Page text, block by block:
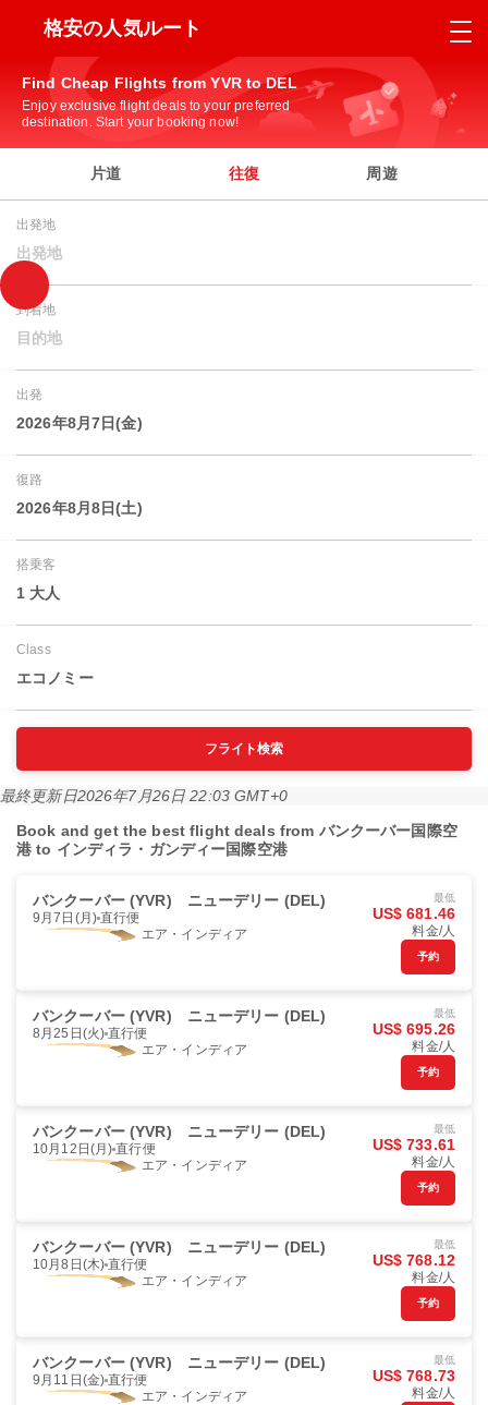
格安の人気ルート
Find Cheap Flights from YVR to DEL
Enjoy exclusive flight deals to your preferred
destination. Start your booking now!
片道 往復 周遊
出発地
出発地
到着地
目的地
出発
2026年8月7日(金)
復路
2026年8月8日(土)
搭乗客
1 大人
Class
エコノミー
フライト検索
最終更新日2026年7月26日 22:03 GMT+0
Book and get the best flight deals from バンクーバー国際空
港 to インディラ・ガンディー国際空港
バンクーバー (YVR) ニューデリー (DEL)
9月7日(月) 直行便
エア・インディア
最低
US$ 681.46
料金/人
予約
バンクーバー (YVR) ニューデリー (DEL)
8月25日(火) 直行便
エア・インディア
最低
US$ 695.26
料金/人
予約
バンクーバー (YVR) ニューデリー (DEL)
10月12日(月) 直行便
エア・インディア
最低
US$ 733.61
料金/人
予約
バンクーバー (YVR) ニューデリー (DEL)
10月8日(木) 直行便
エア・インディア
最低
US$ 768.12
料金/人
予約
バンクーバー (YVR) ニューデリー (DEL)
9月11日(金) 直行便
エア・インディア
最低
US$ 768.73
料金/人